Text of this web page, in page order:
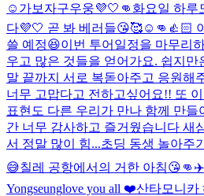
☺️ 가보자구우웅💜🤍👊 화요일 하루
다💜🤍 곧 봐 베러들😘🥰☺️👊👍🏻
쓸 예정😆이번 투어일정을 마무리
우고 많은 것들을 얻어가요. 쉽지만
말 끝까지 서로 복돋아주고 응원해
너무 고맙다고 전하고싶어요!! 또
표현도 다른 우리가 만나 함께 만들
간 너무 감사하고 즐거웠습니다 새
서 정말 많이 힘...초딩 동생 놀아주
😅칠레 공항에서의 거한 아침😘👊
Yongseunglove you all ❤️산타모니카